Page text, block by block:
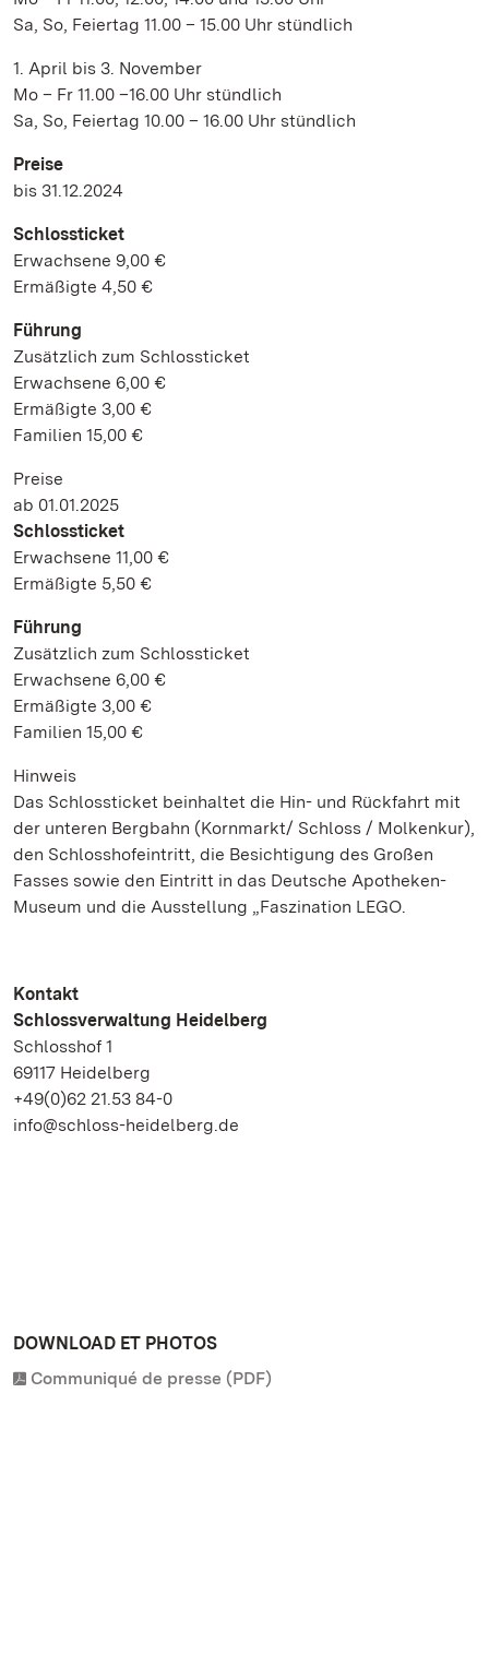
Sa, So, Feiertag 11.00 – 15.00 Uhr stündlich
1. April bis 3. November
Mo – Fr 11.00 –16.00 Uhr stündlich
Sa, So, Feiertag 10.00 – 16.00 Uhr stündlich
Preise
bis 31.12.2024
Schlossticket
Erwachsene 9,00 €
Ermäßigte 4,50 €
Führung
Zusätzlich zum Schlossticket
Erwachsene 6,00 €
Ermäßigte 3,00 €
Familien 15,00 €
Preise
ab 01.01.2025
Schlossticket
Erwachsene 11,00 €
Ermäßigte 5,50 €
Führung
Zusätzlich zum Schlossticket
Erwachsene 6,00 €
Ermäßigte 3,00 €
Familien 15,00 €
Hinweis
Das Schlossticket beinhaltet die Hin- und Rückfahrt mit
der unteren Bergbahn (Kornmarkt/ Schloss / Molkenkur),
den Schlosshofeintritt, die Besichtigung des Großen
Fasses sowie den Eintritt in das Deutsche Apotheken-
Museum und die Ausstellung „Faszination LEGO.
Kontakt
Schlossverwaltung Heidelberg
Schlosshof 1
69117 Heidelberg
+49(0)62 21.53 84-0
info@schloss-heidelberg.de
DOWNLOAD ET PHOTOS
Communiqué de presse (PDF)